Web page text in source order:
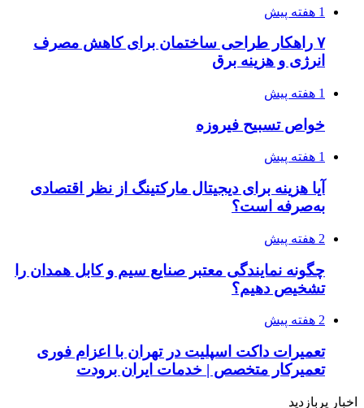
1 هفته پیش
۷ راهکار طراحی ساختمان برای کاهش مصرف
انرژی و هزینه برق
1 هفته پیش
خواص تسبیح فیروزه
1 هفته پیش
آیا هزینه برای دیجیتال مارکتینگ از نظر اقتصادی
به‌صرفه است؟
2 هفته پیش
چگونه نمایندگی معتبر صنایع سیم و کابل همدان را
تشخیص دهیم؟
2 هفته پیش
تعمیرات داکت اسپلیت در تهران با اعزام فوری
تعمیرکار متخصص | خدمات ایران برودت
اخبار پربازدید